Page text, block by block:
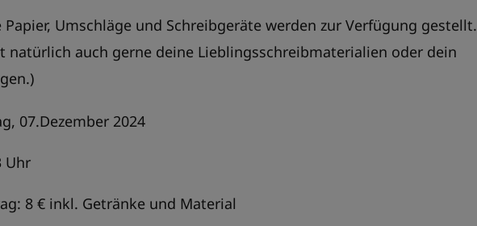
Umschläge und Schreibgeräte werden zur Verfügung gestellt.
natürlich auch gerne deine Lieblingsschreibmaterialien oder dein
07.Dezember 2024
Uhr
8 € inkl. Getränke und Material